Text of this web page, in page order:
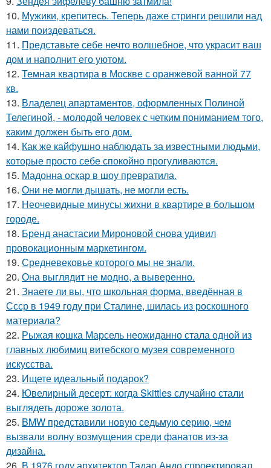
10. Мужики, крепитесь. Теперь даже стринги решили над
нами поиздеваться.
11. Представьте себе нечто волшебное, что украсит ваш
дом и наполнит его уютом.
12. Темная квартира в Москве с оранжевой ванной 77
кв.
13. Владелец апартаментов, оформленных Полиной
Телегиной, - молодой человек с четким пониманием того,
каким должен быть его дом.
14. Как же кайфушно наблюдать за известными людьми,
которые просто себе спокойно прогуливаются.
15. Мадонна оскар в шоу превратила.
16. Они не могли дышать, не могли есть.
17. Неочевидные минусы жихни в квартире в большом
городе.
18. Бренд анастасии Мироновой снова удивил
провокационным маркетингом.
19. Средневековье которого мы не знали.
20. Она выглядит не модно, а выверенно.
21. Знаете ли вы, что школьная форма, введённая в
Ссср в 1949 году при Сталине, шилась из роскошного
материала?
22. Рыжая кошка Марсель неожиданно стала одной из
главных любимиц витебского музея современного
искусства.
23. Ищете идеальный подарок?
24. Ювелирный десерт: когда Skittles случайно стали
выглядеть дороже золота.
25. BMW представили новую седьмую серию, чем
вызвали волну возмущения среди фанатов из-за
дизайна.